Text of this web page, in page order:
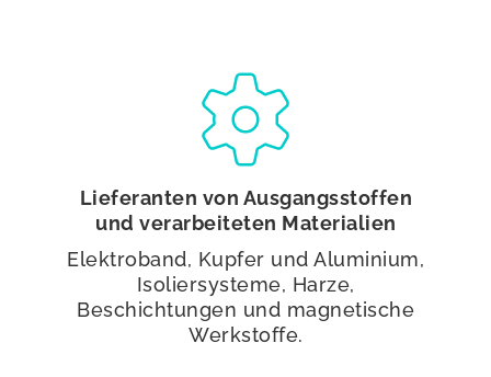
Lieferanten von Ausgangsstoffen
und verarbeiteten Materialien
Elektroband, Kupfer und Aluminium,
Isoliersysteme, Harze,
Beschichtungen und magnetische
Werkstoffe.